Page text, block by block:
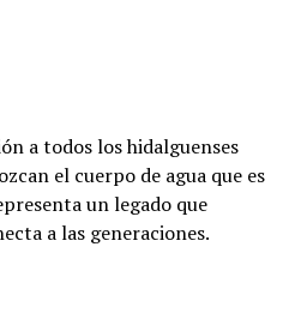
a todos los hidalguenses
el cuerpo de agua que es
un legado que
a las generaciones.